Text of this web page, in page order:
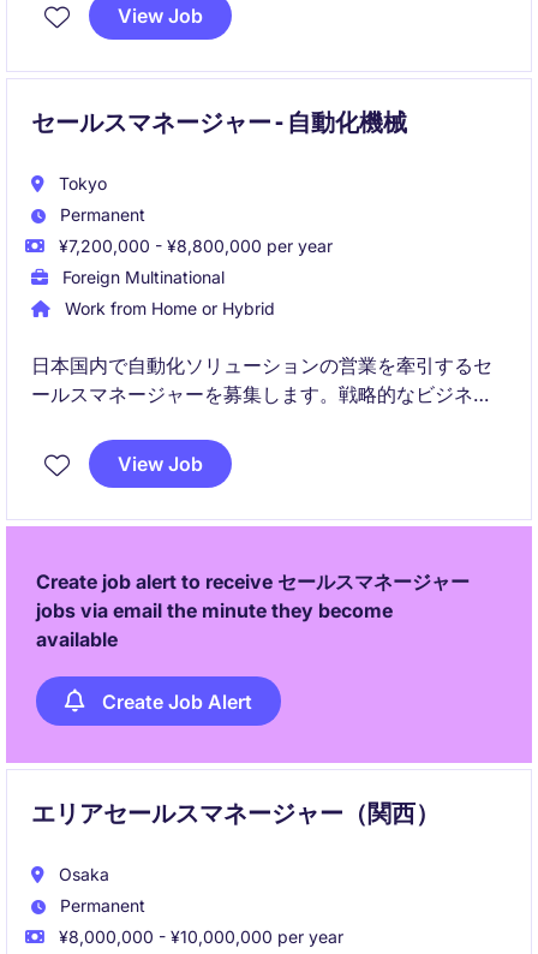
続的な売上成長を実現していただきます。
View Job
セールスマネージャー - 自動化機械
Tokyo
Permanent
¥7,200,000 - ¥8,800,000 per year
Foreign Multinational
Work from Home or Hybrid
日本国内で自動化ソリューションの営業を牽引するセ
ールスマネージャーを募集します。戦略的なビジネス
提供するポジションです。
View Job
Create job alert to receive セールスマネージャー
jobs via email the minute they become
available
Create Job Alert
エリアセールスマネージャー（関西）
Osaka
Permanent
¥8,000,000 - ¥10,000,000 per year